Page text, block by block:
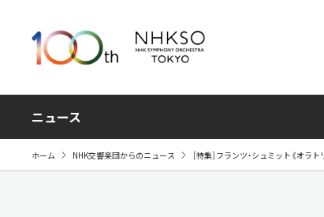
ニュース
ホーム NHK交響楽団からのニュース ［特集］フランツ・シュミット《オラ